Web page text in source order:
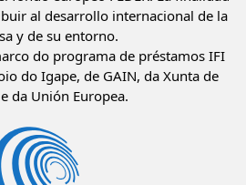
al desarrollo internacional de la
y de su entorno.
do programa de préstamos IFI
do Igape, de GAIN, da Xunta de
da Unión Europea.